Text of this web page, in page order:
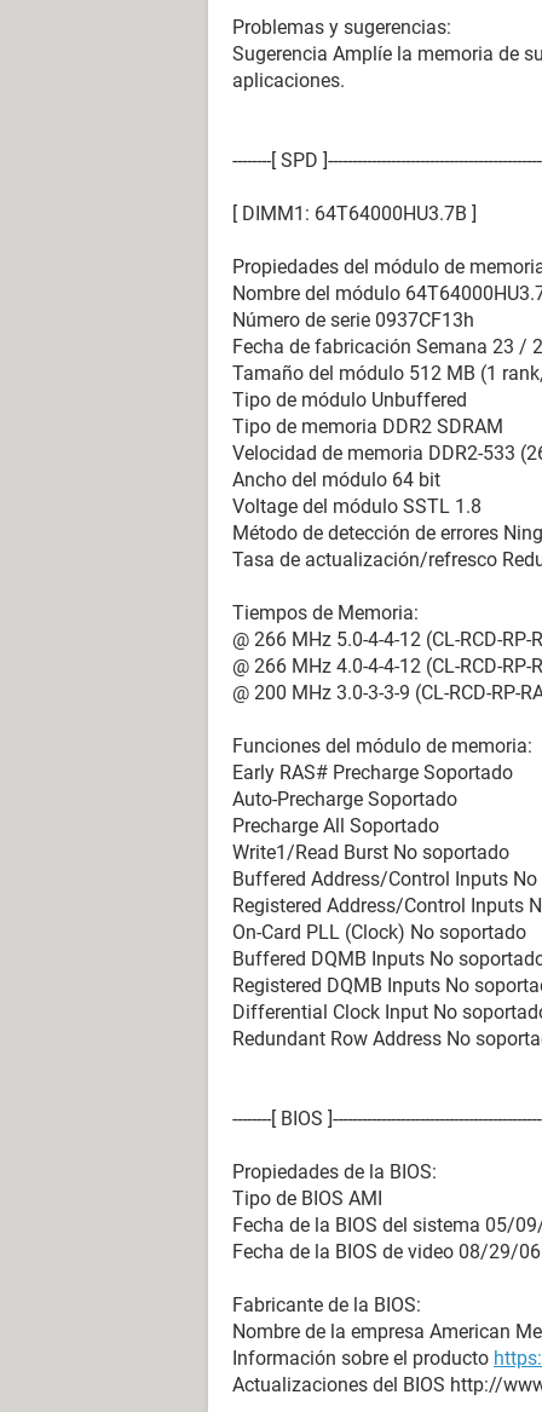
Dispositivos USB Dispositivo de
Dispositivos USB Dispositivo de
Dispositivos USB Dispositivo de
Propiedades de la BIOS:
Vendedor American Megatrends Inc.
Versión 080013
Fecha de salida 05/09/2007
Tamaño 512 KB
Dispositivos de arranque Floppy
Funciones disponibles Flash BIOS,
Standards soportados DMI, APM,
Posibilidades de expansión ISA, PCI,
[ Sistema ]
Propiedades del Sistema:
Fabricante PCCHIPS
Producto P29G
Versión 1.0
Identificador único universal
Tipo de arranque Botón marcha/
[ Placa base ]
Propiedades de la Placa Base:
Fabricante PCCHIPS
Producto P29G
Versión 1.0
Número de serie 00000000
[ Chasis ]
Fabricante PCCHIPS
Número de serie 00000000
Etiqueta 0123ABC
Tipo de chasis Caja normal
Estado del arranque Seguro
Condiciones de temperatura Seguro
Condiciones de seguridad Ninguno
[ Procesadores / Intel(R) Pentium(R)
Problemas y sugerencias:
Sugerencia Amplíe la memoria de
aplicaciones.
--------[ SPD
[ DIMM1: 64T64000HU3.7B ]
Propiedades del módulo de
Nombre del módulo
Número de serie 0937CF13h
Fecha de fabricación Semana 23 /
Tamaño del módulo 512 MB (1
Tipo de módulo Unbuffered
Tipo de memoria DDR2 SDRAM
Velocidad de memoria DDR2-533
Ancho del módulo 64 bit
Voltage del módulo SSTL 1.8
Método de detección de errores
Tasa de actualización/refresco
Tiempos de Memoria:
@ 266 MHz 5.0-4-4-12 (CL-RCD-RP-
@ 266 MHz 4.0-4-4-12 (CL-RCD-RP-
@ 200 MHz 3.0-3-3-9 (CL-RCD-RP-
Funciones del módulo de memoria:
Early RAS# Precharge Soportado
Auto-Precharge Soportado
Precharge All Soportado
Write1/Read Burst No soportado
Buffered Address/Control Inputs
Registered Address/Control Inputs
On-Card PLL (Clock) No soportado
Buffered DQMB Inputs No
Registered DQMB Inputs No
Differential Clock Input No
Redundant Row Address No
--------[ BIOS
Propiedades de la BIOS:
Tipo de BIOS AMI
Fecha de la BIOS del sistema 05/
Fecha de la BIOS de video 08/29/06
Fabricante de la BIOS:
Nombre de la empresa American
Información sobre el producto
Actualizaciones del BIOS http://